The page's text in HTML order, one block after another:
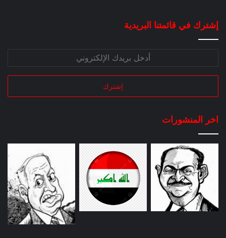
إشترك في قائمتنا البريدية
اخر المنشورات